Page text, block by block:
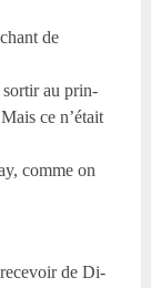
de
sortir au prin-
ce n’était
comme on
de Di-